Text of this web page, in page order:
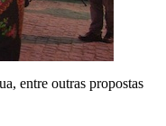
entre outras propostas